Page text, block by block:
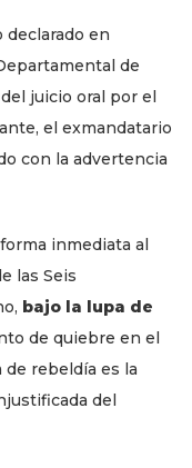
declarado en
de
juicio oral por el
el exmandatario
con la advertencia
inmediata al
las Seis
bajo la lupa de
de quiebre en el
de rebeldía es la
del